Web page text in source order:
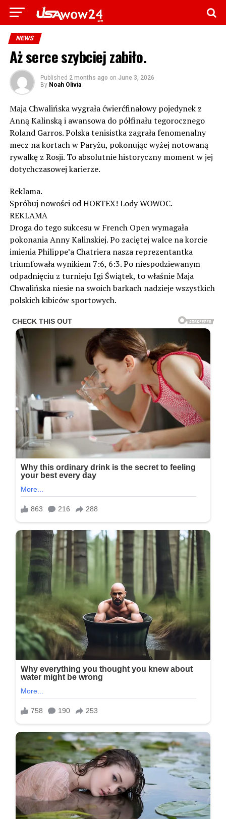
NEWS
Aż serce szybciej zabiło.
Published 2 months ago on June 3, 2026
By Noah Olivia
Maja Chwalińska wygrała ćwierćfinałowy pojedynek z
Anną Kalinską i awansowa do półfinału tegorocznego
Roland Garros. Polska tenisistka zagrała fenomenalny
mecz na kortach w Paryżu, pokonując wyżej notowaną
rywalkę z Rosji. To absolutnie historyczny moment w jej
dotychczasowej karierze.
Reklama.
Spróbuj nowości od HORTEX! Lody WOWOC.
REKLAMA
Droga do tego sukcesu w French Open wymagała
pokonania Anny Kalinskiej. Po zaciętej walce na korcie
imienia Philippe’a Chatriera nasza reprezentantka
triumfowała wynikiem 7:6, 6:3. Po niespodziewanym
odpadnięciu z turnieju Igi Świątek, to właśnie Maja
Chwalińska niesie na swoich barkach nadzieje wszystkich
polskich kibiców sportowych.